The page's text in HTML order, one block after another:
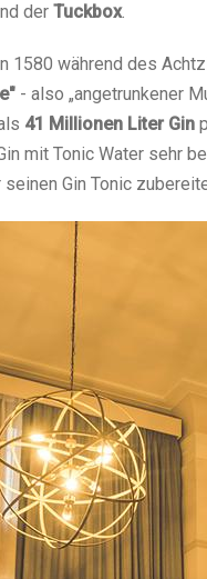
der Tuckbox.
1580 während des
- also „angetrunkener
41 Millionen Liter Gin
mit Tonic Water sehr
Gin Tonic